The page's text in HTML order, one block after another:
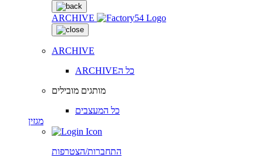
ARCHIVE
ARCHIVE
ARCHIVEכל ה
מותגים מובילים
כל המעצבים
מגזין
התחברות/הצטרפות